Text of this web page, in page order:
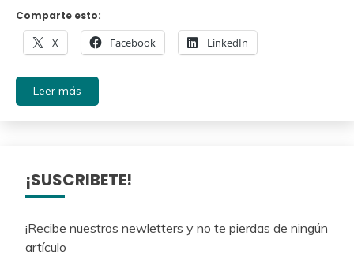
Comparte esto:
X Facebook LinkedIn
Leer más
¡SUSCRIBETE!
¡Recibe nuestros newletters y no te pierdas de ningún
artículo